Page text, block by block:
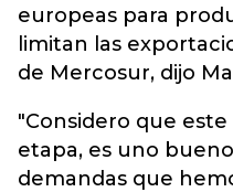
europeas para
limitan las
de Mercosur, dijo
"Considero que
etapa, es uno
demandas que